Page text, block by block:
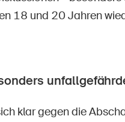
18 und 20 Jahren
klar gegen die